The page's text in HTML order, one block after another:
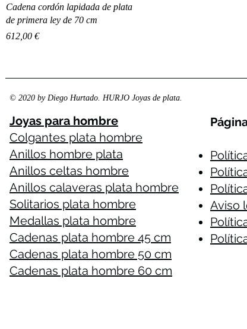
Vista rápida
Cadena cordón lapidada de plata
de primera ley de 70 cm
Precio
612,00 €
© 2020 by Diego Hurtado. HURJO Joyas de plata.
Joyas para hombre
Colgantes plata hombre
Anillos hombre plata
Anillos celtas hombre
Anillos calaveras plata hombre
Solitarios plata hombre
Medallas plata hombre
Cadenas plata hombre 45 cm
Cadenas plata hombre 50 cm
Cadenas plata hombre 60 cm
Aviso